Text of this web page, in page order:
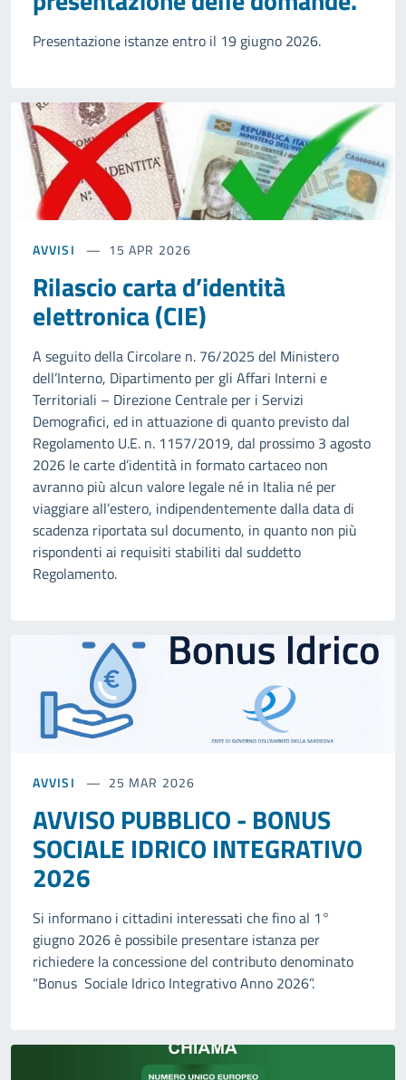
Presentazione istanze entro il 19 giugno 2026.
AVVISI 15 APR 2026
Rilascio carta d’identità
elettronica (CIE)
A seguito della Circolare n. 76/2025 del Ministero
dell’Interno, Dipartimento per gli Affari Interni e
Territoriali – Direzione Centrale per i Servizi
Demografici, ed in attuazione di quanto previsto dal
Regolamento U.E. n. 1157/2019, dal prossimo 3 agosto
2026 le carte d’identità in formato cartaceo non
avranno più alcun valore legale né in Italia né per
viaggiare all’estero, indipendentemente dalla data di
scadenza riportata sul documento, in quanto non più
rispondenti ai requisiti stabiliti dal suddetto
Regolamento.
AVVISI 25 MAR 2026
AVVISO PUBBLICO - BONUS
SOCIALE IDRICO INTEGRATIVO
2026
Si informano i cittadini interessati che fino al 1°
giugno 2026 è possibile presentare istanza per
richiedere la concessione del contributo denominato
“Bonus Sociale Idrico Integrativo Anno 2026”.